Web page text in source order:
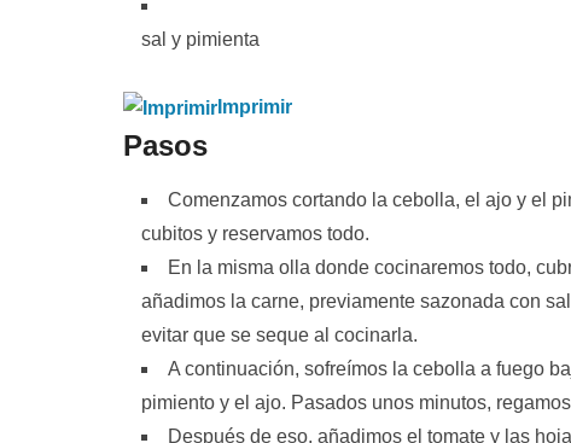
sal y pimienta
Imprimir
Pasos
Comenzamos cortando la cebolla, el ajo y el
cubitos y reservamos todo.
En la misma olla donde cocinaremos todo,
añadimos la carne, previamente sazonada con
evitar que se seque al cocinarla.
A continuación, sofreímos la cebolla a fuego
pimiento y el ajo. Pasados unos minutos,
Después de eso, añadimos el tomate y las